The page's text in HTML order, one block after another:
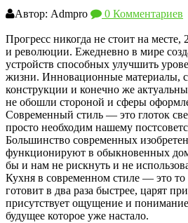
Автор: Admpro 0 Комментариев
Прогресс никогда не стоит на
и революции. Ежедневно в мире
устройств способных улучшить
жизни. Инновационные материалы,
конструкции и конечно же
не обошли стороной и сферы
Современный стиль — это глоток
просто необходим нашему
Большинство современных
функционируют в обыкновенных
бы и нам не рискнуть и не
Кухня в современном стиле — это то
готовит в два раза быстрее, царят
присутствует ощущение и
будущее которое уже настало.